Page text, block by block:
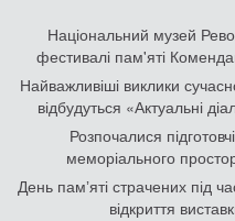
Національний музей
фестивалі пам'яті
Найважливіші виклики
відбудуться «Актуальні
Розпочалися
меморіального
День памʼяті страчених під
відкриття